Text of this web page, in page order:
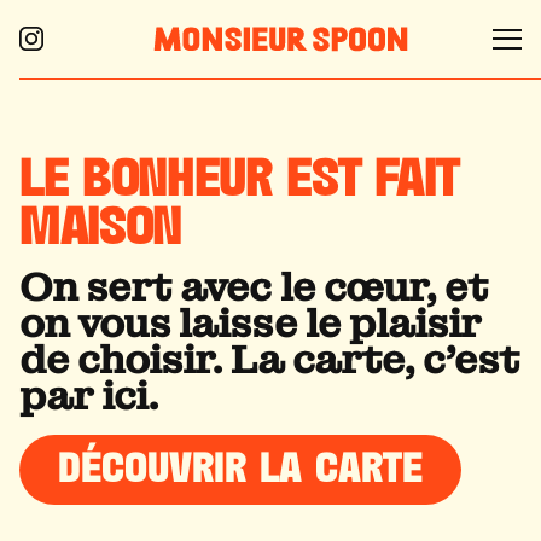
LE BONHEUREST FAIT
MAISON
On sert avec le cœur, et
on vous laisse le plaisir
de choisir. La carte, c'est
par ici.
DÉCOUVRIR LA CARTE